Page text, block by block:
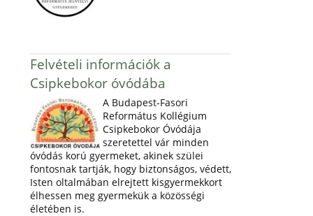
Felvételi információk a
Csipkebokor óvódába
A Budapest-Fasori
Református Kollégium
Csipkebokor Óvódája
szeretettel vár minden
óvódás korú gyermeket, akinek szülei
fontosnak tartják, hogy biztonságos, védett,
Isten oltalmában elrejtett kisgyermekkort
élhessen meg gyermekük a közösségi
életében is.